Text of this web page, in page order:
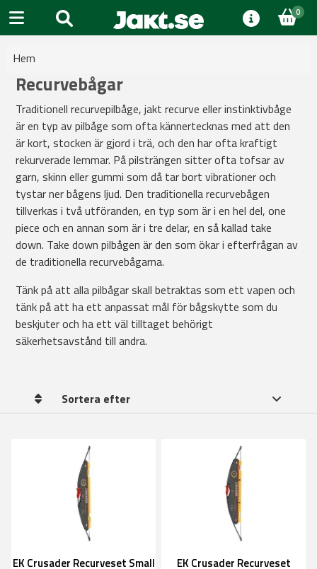
0
Hem
Recurvebågar
Traditionell recurvepilbåge, jakt recurve eller instinktivbåge
är en typ av pilbåge som ofta kännertecknas med att den
är kort, stocken är gjord i trä, och den har ofta kraftigt
rekurverade lemmar. På pilsträngen sitter ofta tofsar av
garn, skinn eller gummi som då tar bort vibrationer och
tystar ner bågens ljud. Den traditionella recurvebågen
tillverkas i två utföranden, en typ som är i en hel del, one
piece och en annan som är i tre delar, en så kallad take
down. Take down pilbågen är den som ökar i efterfrågan av
de traditionella recurvebågarna.
Tänk på att alla pilbågar skall betraktas som ett vapen och
tänk på att ha ett anpassat mål för bågskytte som du
beskjuter och ha ett väl tilltaget behörigt
säkerhetsavstånd till andra.
Sortera efter
EK Crusader Recurveset Small
EK Crusader Recurveset